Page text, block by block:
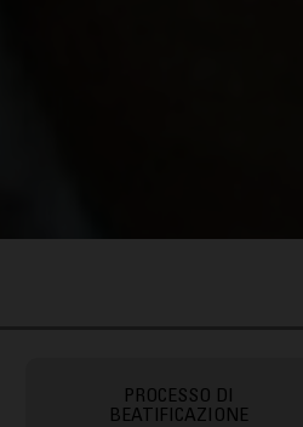
PROCESSO DI
BEATIFICAZIONE